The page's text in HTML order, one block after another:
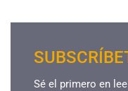
Sé el primero en